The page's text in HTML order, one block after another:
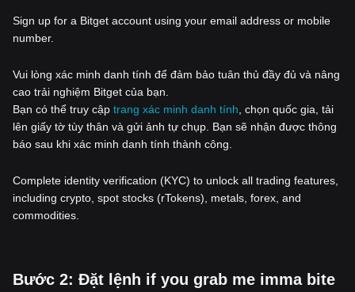
Sign up for a Bitget account using your email address or mobile
number.
Vui lòng xác minh danh tính để đảm bảo tuân thủ đầy đủ và nâng
cao trải nghiệm Bitget của bạn.
Bạn có thể truy cập trang xác minh danh tính , chọn quốc gia, tải
lên giấy tờ tùy thân và gửi ảnh tự chụp. Bạn sẽ nhận được thông
báo sau khi xác minh danh tính thành công.
Complete identity verification (KYC) to unlock all trading features,
including crypto, spot stocks (rTokens), metals, forex, and
commodities.
‌Bước 2: Đặt lệnh if you grab me imma bite